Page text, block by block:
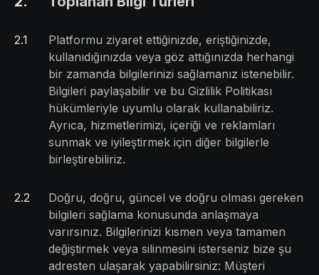
2.1
Platformu ziyaret ettiğinizde, eriştiğinizde,
kullanıdığınızda veya göz attığınızda herhangi
bir zamanda bilgilerinizi sağlamanız istenebilir.
Bilgileri paylaşabilir ve bu Gizlilik Politikası
hükümleriyle uyumlu olarak kullanabiliriz.
Ayrıca, hizmetlerimizi, içeriği ve reklamları
sunmak ve iyileştirmek için diğer bilgilerle
birleştirebiliriz.
2.2
Doğru, doğru, güncel ve doğru olması gereken
bilgileri sağlama konusunda anlaşmaya
varırsınız. Bilgilerinizi kısmen veya tamamen
değiştirmek veya silinmesini isterseniz bize şu
adresten ulaşarak yapabilirsiniz: Müşteri